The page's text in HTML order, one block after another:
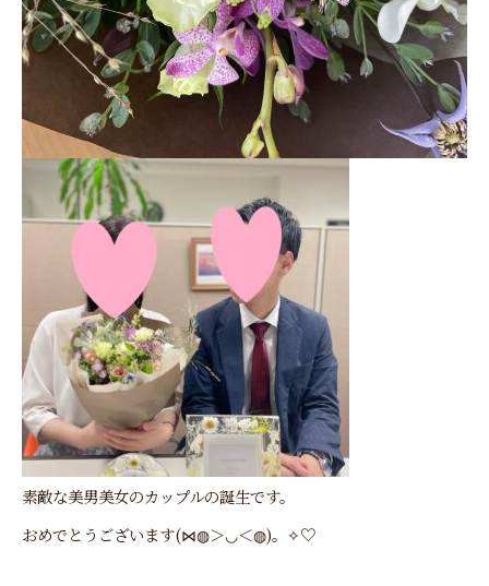
素敵な美男美女のカップルの誕生です。
おめでとうございます(⋈◍＞◡＜◍)。✧♡